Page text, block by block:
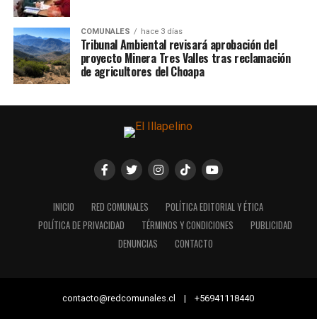
COMUNALES hace 3 días
Tribunal Ambiental revisará aprobación del
proyecto Minera Tres Valles tras reclamación
de agricultores del Choapa
INICIO RED COMUNALES
POLÍTICA EDITORIAL Y ÉTICA
POLÍTICA DE PRIVACIDAD
TÉRMINOS Y CONDICIONES
PUBLICIDAD
DENUNCIAS
CONTACTO
contacto@redcomunales.cl | +56941118440